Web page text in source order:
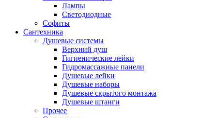
Лампы
Светодиодные
Софиты
Сантехника
Душевые системы
Верхний душ
Гигиенические лейки
Гидромассажные панели
Душевые лейки
Душевые наборы
Душевые скрытого монтажа
Душевые штанги
Прочее